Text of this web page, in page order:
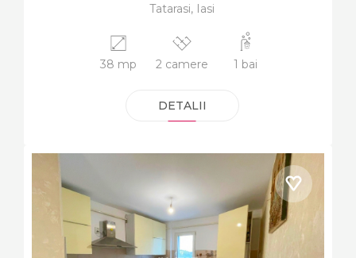
Tatarasi, Iasi
38 mp 2 camere 1 bai
DETALII